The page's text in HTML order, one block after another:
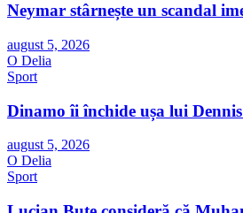
Neymar stârnește un scandal
august 5, 2026
O Delia
Sport
Dinamo îi închide ușa lui
august 5, 2026
O Delia
Sport